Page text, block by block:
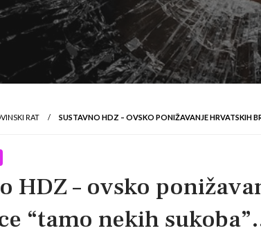
RAT SUSTAVNO HDZ – OVSKO PONIŽAVANJE HRVATSKIH
HDZ – ovsko
“tamo nekih